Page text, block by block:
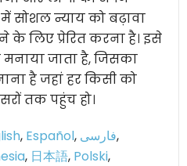
सोशल न्याय को बढ़ावा
के लिए प्रेरित करना है। इसे
मनाया जाता है, जिसका
है जहां हर किसी को
तक पहुंच हो।
, Español, فارسی,
, 日本語, Polski,